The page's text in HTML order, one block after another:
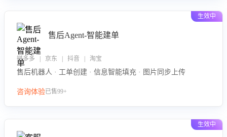
生效中
售后Agent-智能建单
拼多多 | 京东 | 抖音 | 淘宝
售后机器人 · 工单创建 · 信息智能填充 · 图片同步上传
咨询体验已售99+
生效中